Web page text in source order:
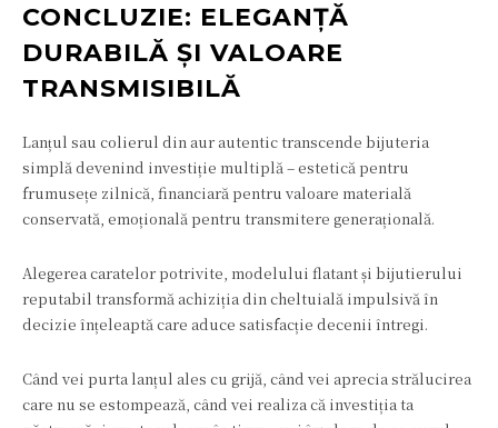
CONCLUZIE: ELEGANȚĂ
DURABILĂ ȘI VALOARE
TRANSMISIBILĂ
Lanțul sau colierul din aur autentic transcende bijuteria
simplă devenind investiție multiplă – estetică pentru
frumusețe zilnică, financiară pentru valoare materială
conservată, emoțională pentru transmitere generațională.
Alegerea caratelor potrivite, modelului flatant și bijutierului
reputabil transformă achiziția din cheltuială impulsivă în
decizie înțeleaptă care aduce satisfacție decenii întregi.
Când vei purta lanțul ales cu grijă, când vei aprecia strălucirea
care nu se estompează, când vei realiza că investiția ta